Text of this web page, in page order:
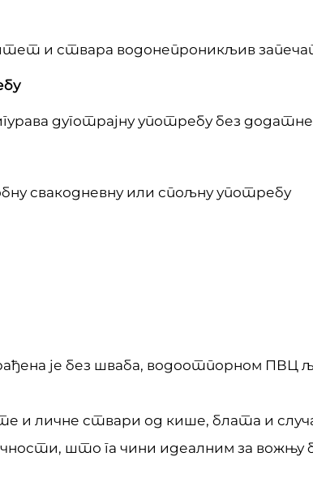
и ствара водонепроникљив
дуготрајну употребу без
свакодневну или спољну употребу
је без шваба, водоотпорном ПВЦ
и личне ствари од кише, блата и
што га чини идеалним за вожњу